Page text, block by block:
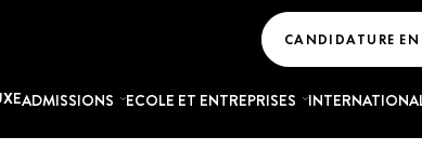
CANDIDATURE
ADMISSIONS ECOLE ET ENTREPRISES